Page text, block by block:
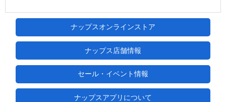
ナップスオンラインストア
ナップス店舗情報
セール・イベント情報
ナップスアプリについて